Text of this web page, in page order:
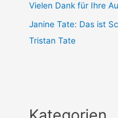
Vielen Dank für Ihre
Janine Tate: Das ist
Tristan Tate